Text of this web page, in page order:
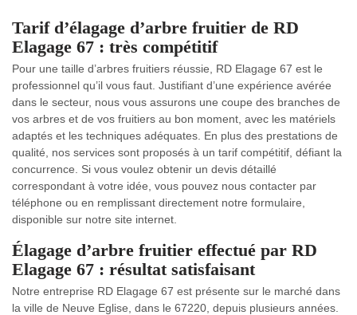
Tarif d’élagage d’arbre fruitier de RD
Elagage 67 : très compétitif
Pour une taille d’arbres fruitiers réussie, RD Elagage 67 est le
professionnel qu’il vous faut. Justifiant d’une expérience avérée
dans le secteur, nous vous assurons une coupe des branches de
vos arbres et de vos fruitiers au bon moment, avec les matériels
adaptés et les techniques adéquates. En plus des prestations de
qualité, nos services sont proposés à un tarif compétitif, défiant la
concurrence. Si vous voulez obtenir un devis détaillé
correspondant à votre idée, vous pouvez nous contacter par
téléphone ou en remplissant directement notre formulaire,
disponible sur notre site internet.
Élagage d’arbre fruitier effectué par RD
Elagage 67 : résultat satisfaisant
Notre entreprise RD Elagage 67 est présente sur le marché dans
la ville de Neuve Eglise, dans le 67220, depuis plusieurs années.